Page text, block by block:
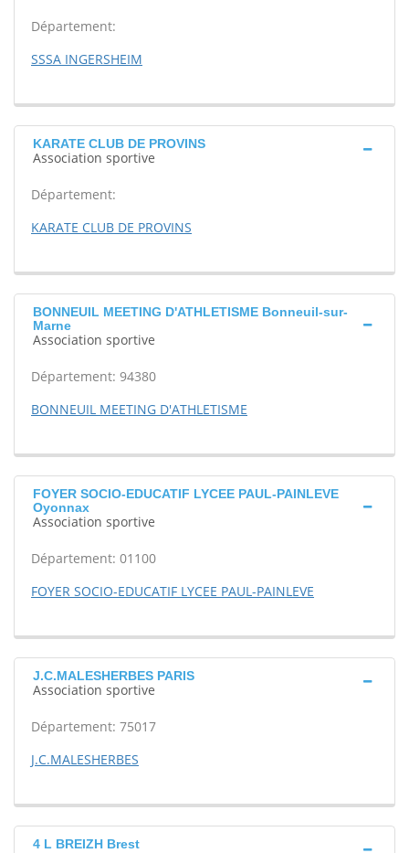
Département:
SSSA INGERSHEIM
KARATE CLUB DE PROVINS
Association sportive
Département:
KARATE CLUB DE PROVINS
BONNEUIL MEETING D'ATHLETISME Bonneuil-sur-
Marne
Association sportive
Département: 94380
BONNEUIL MEETING D'ATHLETISME
FOYER SOCIO-EDUCATIF LYCEE PAUL-PAINLEVE
Oyonnax
Association sportive
Département: 01100
FOYER SOCIO-EDUCATIF LYCEE PAUL-PAINLEVE
J.C.MALESHERBES PARIS
Association sportive
Département: 75017
J.C.MALESHERBES
4 L BREIZH Brest